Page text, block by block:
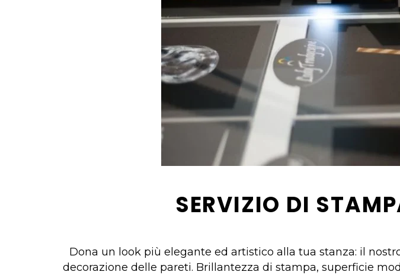
SERVIZIO DI
Dona un look più elegante ed artistico alla tua stanza: il
decorazione delle pareti. Brillantezza di stampa, superficie